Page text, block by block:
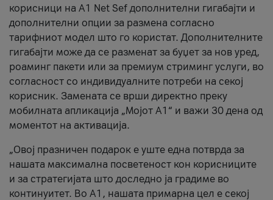
корисници на A1 Net Sef дополнителни гигабајти и
дополнителни опции за размена согласно
тарифниот модел што го користат. Дополнителните
гигабајти може да се разменат за буџет за нов уред,
роаминг пакети или за премиум стриминг услуги, во
согласност со индивидуалните потреби на секој
корисник. Замената се врши директно преку
мобилната апликација „Мојот А1“ и важи 30 дена од
моментот на активација.
„Овој празничен подарок е уште една потврда за
нашата максимална посветеност кон корисниците
и за стратегијата што доследно ја градиме во
континуитет. Во А1, нашата примарна цел е секој